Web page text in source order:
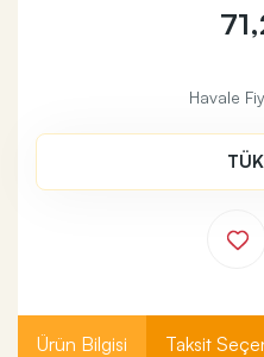
Havale
Ürün Bilgisi Taksit